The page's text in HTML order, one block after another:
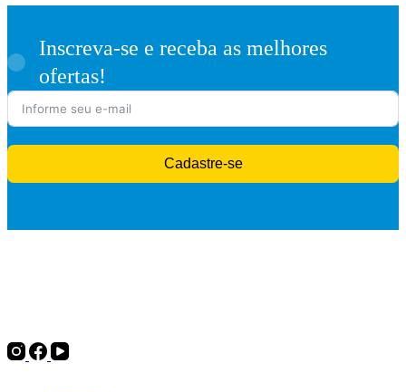
Inscreva-se e receba as melhores
ofertas!
Cadastre-se